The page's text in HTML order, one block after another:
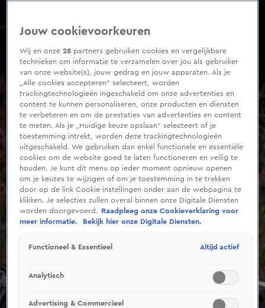
of
Jouw cookievoorkeuren
Wij en onze28 partners gebruiken cookies en vergelijkbare
technieken om informatie te verzamelen over jou als gebruiker
van onze website(s), jouw gedrag en jouw apparaten. Als je
„Alle cookies accepteren” selecteert, worden
trackingtechnologieën ingeschakeld om onze advertenties en
content te kunnen personaliseren, onze producten en diensten
te verbeteren en om de prestaties van advertenties en content
te meten. Als je „Huidige keuze opslaan” selecteert of je
toestemming intrekt, worden deze trackingtechnologieën
uitgeschakeld. We gebruiken dan enkel functionele en essentiële
cookies om de website goed te laten functioneren en veilig te
houden. Je kunt dit menu op ieder moment opnieuw openen
om je keuzes te wijzigen of om je toestemming in te trekken
door op de link Cookie-instellingen onder aan de webpagina te
klikken. Je selecties zullen overal binnen onze Digitale Diensten
worden doorgevoerd.
Raadpleeg onze Cookieverklaring voor
meer informatie.
Bekijk hier onze Digitale Diensten.
Functioneel & Essentieel Altijd actief
Analytisch
Advertising & Commercieel